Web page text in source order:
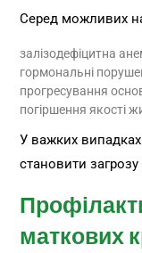
Серед можливих
залізодефіцитна
гормональні
прогресування
погіршення якості
У важких
становити
маткових